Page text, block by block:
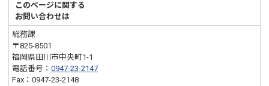
このページに関する
お問い合わせは
総務課
〒825-8501
福岡県田川市中央町1-1
電話番号：0947-23-2147
Fax：0947-23-2148